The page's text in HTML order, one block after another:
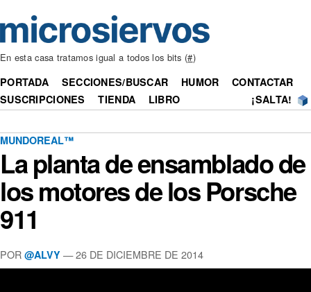
En esta casa tratamos igual a todos los bits (#)
PORTADA SECCIONES/BUSCAR HUMOR
CONTACTAR
SUSCRIPCIONES
TIENDA LIBRO ¡SALTA!
MUNDOREAL™
La planta de ensamblado de
los motores de los Porsche
911
POR @ALVY — 26 DE DICIEMBRE DE 2014